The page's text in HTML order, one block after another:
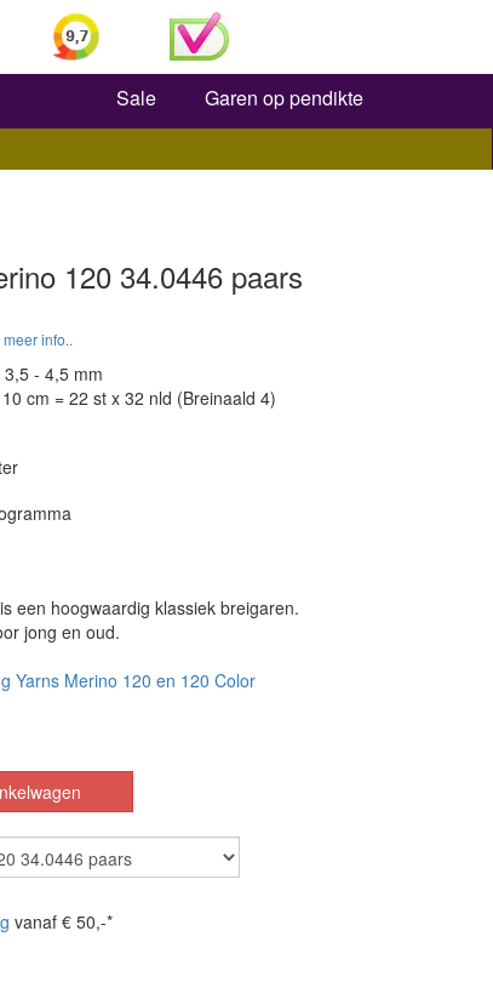
Zoeken
Sale Garen op pendikte
120 34.0446 paars
meer info..
- 4,5 mm
cm = 22 st x 32 nld (Breinaald 4)
een hoogwaardig klassiek breigaren.
jong en oud.
Yarns Merino 120 en 120 Color
vanaf € 50,-*